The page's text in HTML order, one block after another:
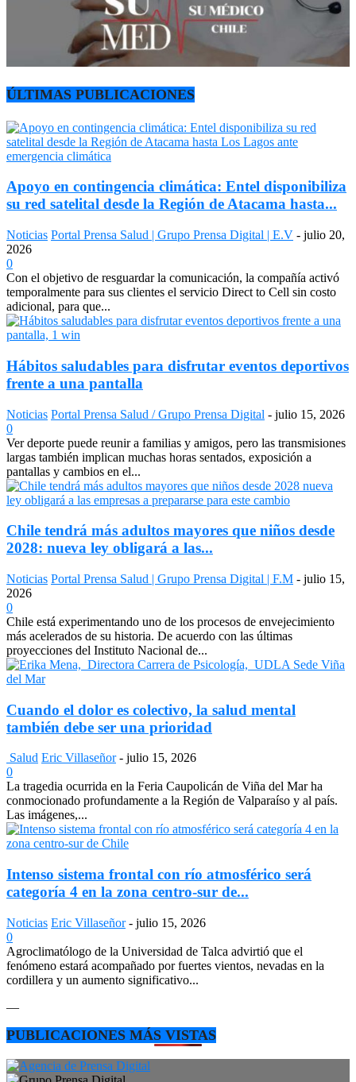
ÚLTIMAS PUBLICACIONES
Apoyo en contingencia climática: Entel disponibiliza
su red satelital desde la Región de Atacama hasta...
Noticias Portal Prensa Salud | Grupo Prensa Digital | E.V - julio 20,
2026
0
Con el objetivo de resguardar la comunicación, la compañía activó
temporalmente para sus clientes el servicio Direct to Cell sin costo
adicional, para que...
Hábitos saludables para disfrutar eventos deportivos
frente a una pantalla
Noticias Portal Prensa Salud / Grupo Prensa Digital - julio 15, 2026
0
Ver deporte puede reunir a familias y amigos, pero las transmisiones
largas también implican muchas horas sentados, exposición a
pantallas y cambios en el...
Chile tendrá más adultos mayores que niños desde
2028: nueva ley obligará a las...
Noticias Portal Prensa Salud | Grupo Prensa Digital | F.M - julio 15,
2026
0
Chile está experimentando uno de los procesos de envejecimiento
más acelerados de su historia. De acuerdo con las últimas
proyecciones del Instituto Nacional de...
Cuando el dolor es colectivo, la salud mental
también debe ser una prioridad
Salud Eric Villaseñor - julio 15, 2026
0
La tragedia ocurrida en la Feria Caupolicán de Viña del Mar ha
conmocionado profundamente a la Región de Valparaíso y al país.
Las imágenes,...
Intenso sistema frontal con río atmosférico será
categoría 4 en la zona centro-sur de...
Noticias Eric Villaseñor - julio 15, 2026
0
Agroclimatólogo de la Universidad de Talca advirtió que el
fenómeno estará acompañado por fuertes vientos, nevadas en la
cordillera y un aumento significativo...
—
PUBLICACIONES MÁS VISTAS